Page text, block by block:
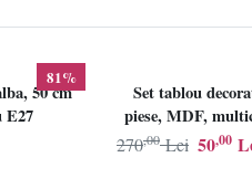
81%
50 cm
E27
Set tablou
piese, MDF,
Resigilat,
50,00
270,00 Lei